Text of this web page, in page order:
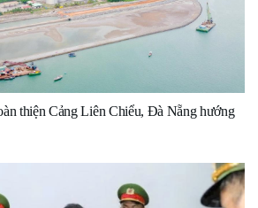
thiện Cảng Liên Chiểu, Đà Nẵng hướng